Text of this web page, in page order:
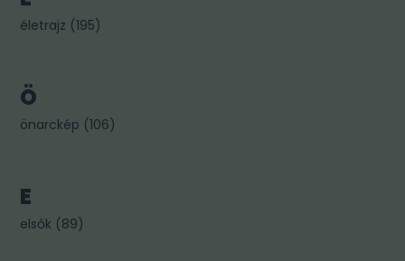
életrajz (195)
Ö
önarckép (106)
E
elsők (89)